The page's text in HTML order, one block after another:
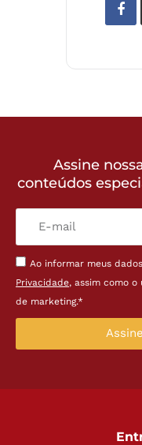
Assine
conteúdos
Ao informar meus
Privacidade, assim como o
de marketing.*